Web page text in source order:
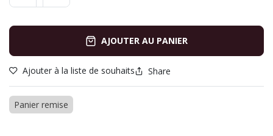
AJOUTER AU PANIER
Ajouter à la liste de souhaits Share
Panier remise